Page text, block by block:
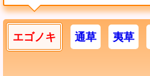
エゴノキ 通草 夷草